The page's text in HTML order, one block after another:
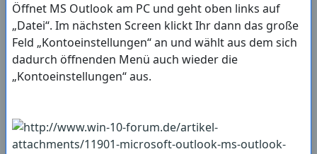
Öffnet MS Outlook am PC und geht oben links auf
„Datei“. Im nächsten Screen klickt Ihr dann das große
Feld „Kontoeinstellungen“ an und wählt aus dem sich
dadurch öffnenden Menü auch wieder die
„Kontoeinstellungen“ aus.